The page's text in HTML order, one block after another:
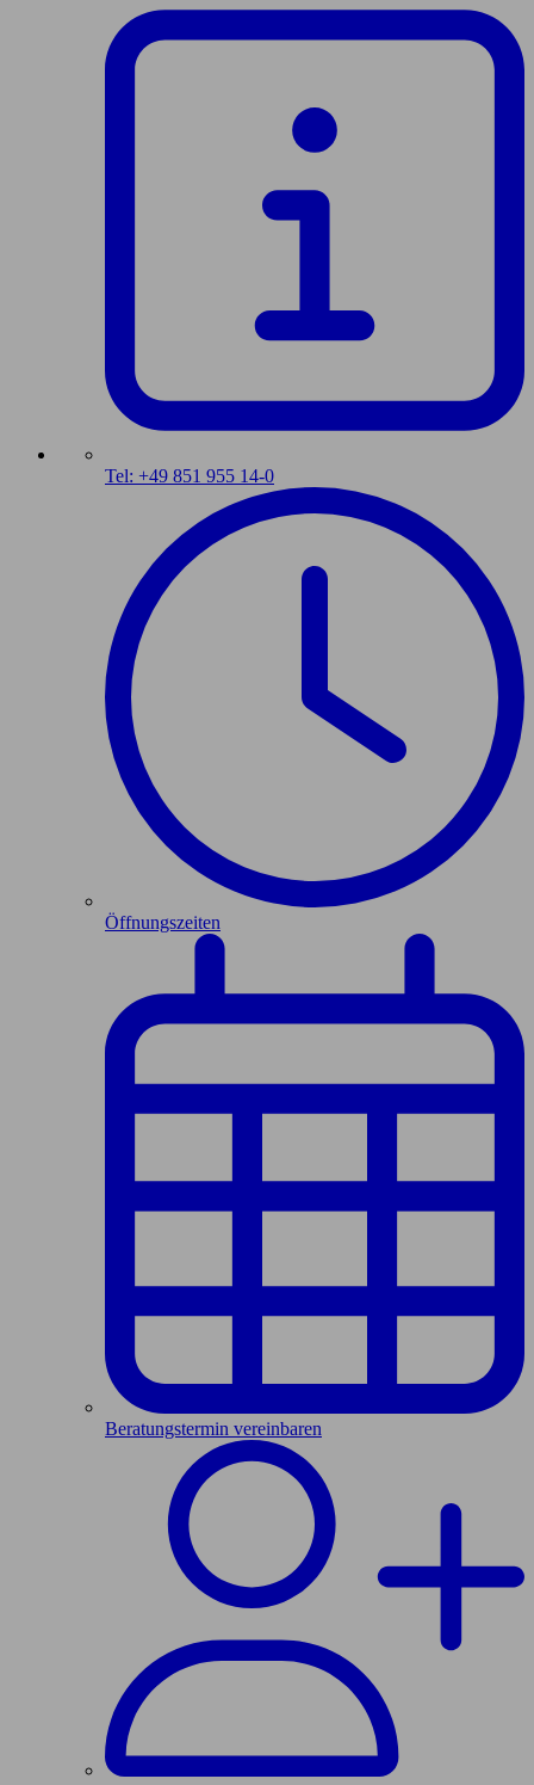
Tel: +49 851 955 14-0
Öffnungszeiten
Beratungstermin vereinbaren